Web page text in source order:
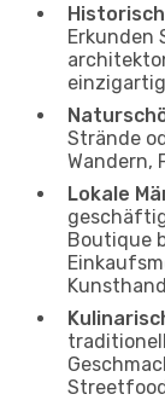
Erkunden
Strände
Wandern,
Lokale
Boutique